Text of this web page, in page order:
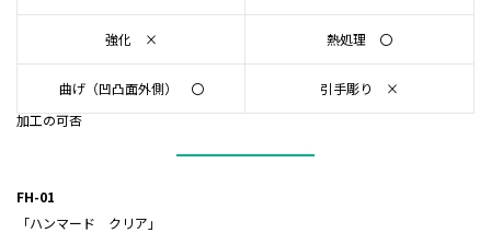
強化 × 熱処理 〇
曲げ（凹凸面外側） 〇
引手彫り ×
加工の可否
FH-01
「ハンマード クリア」